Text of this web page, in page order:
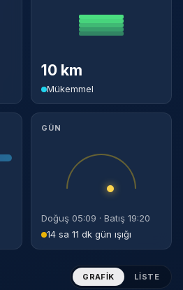
10 km
Mükemmel
GÜN
Doğuş 05:09 · Batış 19:20
14 sa 11 dk gün ışığı
GRAFIK LISTE